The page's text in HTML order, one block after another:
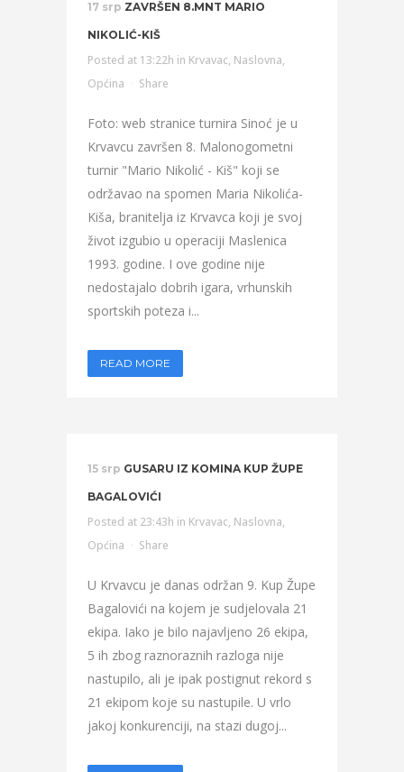
17 srp ZAVRŠEN 8.MNT MARIO
NIKOLIĆ-KIŠ
Posted at 13:22h in Krvavac, Naslovna,
Općina
Share
Foto: web stranice turnira Sinoć je u
Krvavcu završen 8. Malonogometni
turnir "Mario Nikolić - Kiš" koji se
održavao na spomen Maria Nikolića-
Kiša, branitelja iz Krvavca koji je svoj
život izgubio u operaciji Maslenica
1993. godine. I ove godine nije
nedostajalo dobrih igara, vrhunskih
sportskih poteza i...
READ MORE
15 srp GUSARU IZ KOMINA KUP ŽUPE
BAGALOVIĆI
Posted at 23:43h in Krvavac, Naslovna,
Općina
Share
U Krvavcu je danas održan 9. Kup Župe
Bagalovići na kojem je sudjelovala 21
ekipa. Iako je bilo najavljeno 26 ekipa,
5 ih zbog raznoraznih razloga nije
nastupilo, ali je ipak postignut rekord s
21 ekipom koje su nastupile. U vrlo
jakoj konkurenciji, na stazi dugoj...